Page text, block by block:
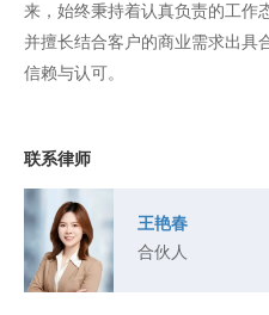
来，始终秉持着认真负责的工作
并擅长结合客户的商业需求出具
信赖与认可。
联系律师
王艳春
合伙人